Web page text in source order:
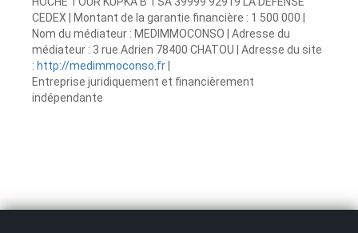
CEDEX | Montant de la garantie financière : 1 500 000 |
Nom du médiateur : MEDIMMOCONSO | Adresse du
médiateur : 3 rue Adrien 78400 CHATOU | Adresse du site
: http://medimmoconso.fr
Entreprise juridiquement et financièrement
indépendante